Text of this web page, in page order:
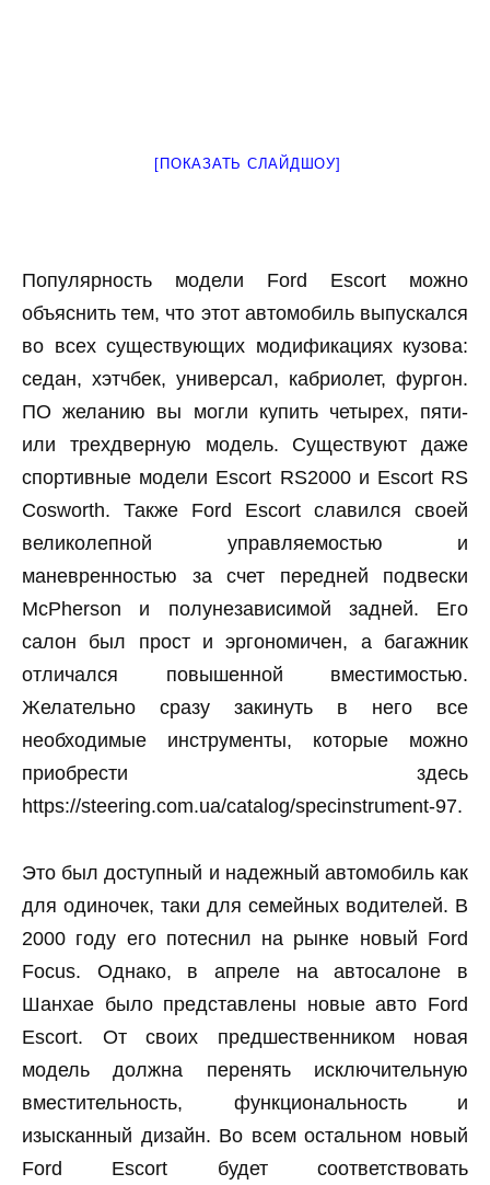
[ПОКАЗАТЬ СЛАЙДШОУ]
Популярность модели Ford Escort можно
объяснить тем, что этот автомобиль выпускался
во всех существующих модификациях кузова:
седан, хэтчбек, универсал, кабриолет, фургон.
ПО желанию вы могли купить четырех, пяти-
или трехдверную модель. Существуют даже
спортивные модели Escort RS2000 и Escort RS
Cosworth. Также Ford Escort славился своей
великолепной управляемостью и
маневренностью за счет передней подвески
McPherson и полунезависимой задней. Его
салон был прост и эргономичен, а багажник
отличался повышенной вместимостью.
Желательно сразу закинуть в него все
необходимые инструменты, которые можно
приобрести здесь
https://steering.com.ua/catalog/specinstrument-97.
Это был доступный и надежный автомобиль как
для одиночек, таки для семейных водителей. В
2000 году его потеснил на рынке новый Ford
Focus. Однако, в апреле на автосалоне в
Шанхае было представлены новые авто Ford
Escort. От своих предшественником новая
модель должна перенять исключительную
вместительность, функциональность и
изысканный дизайн. Во всем остальном новый
Ford Escort будет соответствовать